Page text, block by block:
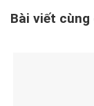
Bài viết